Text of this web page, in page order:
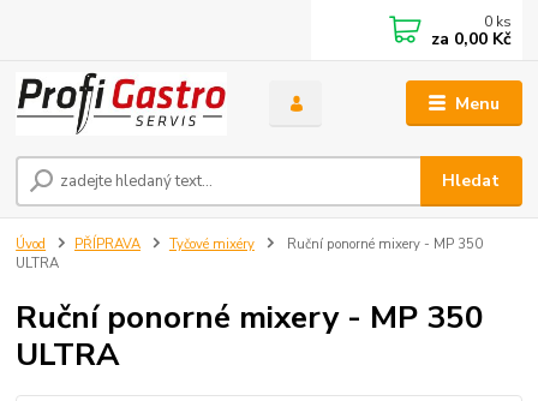
Menu
Hledat
0 ks
za 0,00 Kč
Úvod PŘÍPRAVA Tyčové mixéry
Ruční ponorné mixery - MP 350
ULTRA
Ruční ponorné mixery - MP 350
ULTRA